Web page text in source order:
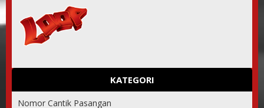
KATEGORI
Nomor Cantik Pasangan